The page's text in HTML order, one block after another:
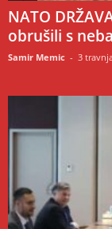
NATO
obrušili s
Samir Memic - 3